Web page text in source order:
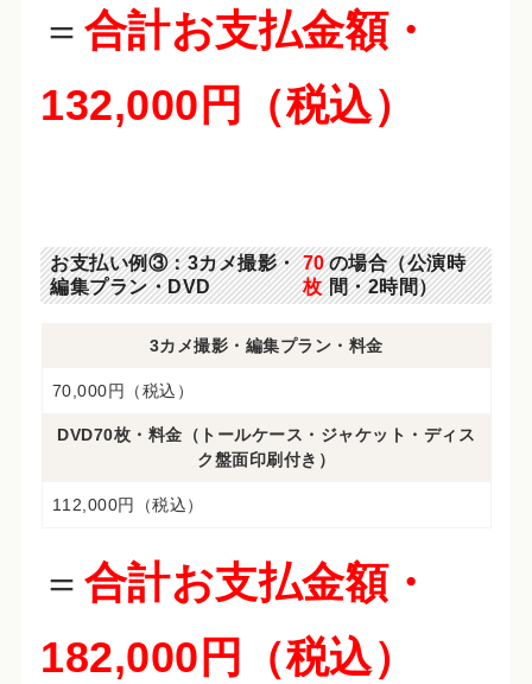
＝ 合計お支払金額・
132,000円（税込）
お支払い例③：3カメ撮影・
編集プラン・DVD
70
枚
の場合（公演時
間・2時間）
3カメ撮影・編集プラン・料金
70,000円（税込）
DVD70枚・料金（トールケース・ジャケット・ディス
ク盤面印刷付き）
112,000円（税込）
＝ 合計お支払金額・
182,000円（税込）